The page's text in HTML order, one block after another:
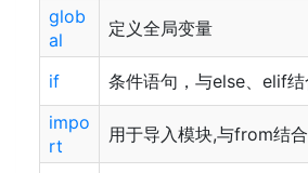
glob
al
定义全局变量
if
条件语句，与else、elif结
impo
rt
用于导入模块,与from结